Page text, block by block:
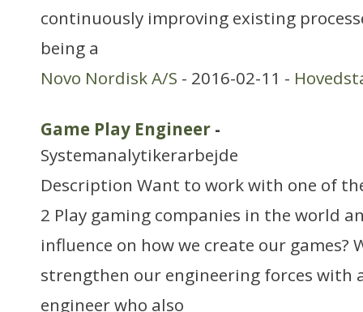
continuously improving existing
being a
Novo Nordisk A/S - 2016-02-11 -
Game Play Engineer -
Systemanalytikerarbejde
Description Want to work with one of
2 Play gaming companies in the world
influence on how we create our games?
strengthen our engineering forces with
engineer who also